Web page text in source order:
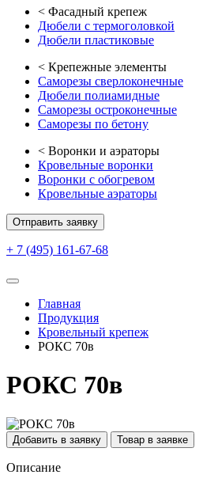
< Фасадный крепеж
Дюбели с термоголовкой
Дюбели пластиковые
< Крепежные элементы
Саморезы сверлоконечные
Дюбели полиамидные
Саморезы остроконечные
Саморезы по бетону
< Воронки и аэраторы
Кровельные воронки
Воронки с обогревом
Кровельные аэраторы
Отправить заявку
+ 7 (495) 161-67-68
Главная
Продукция
Кровельный крепеж
РОКС 70в
РОКС 70в
Добавить в заявку Товар в заявке
Описание